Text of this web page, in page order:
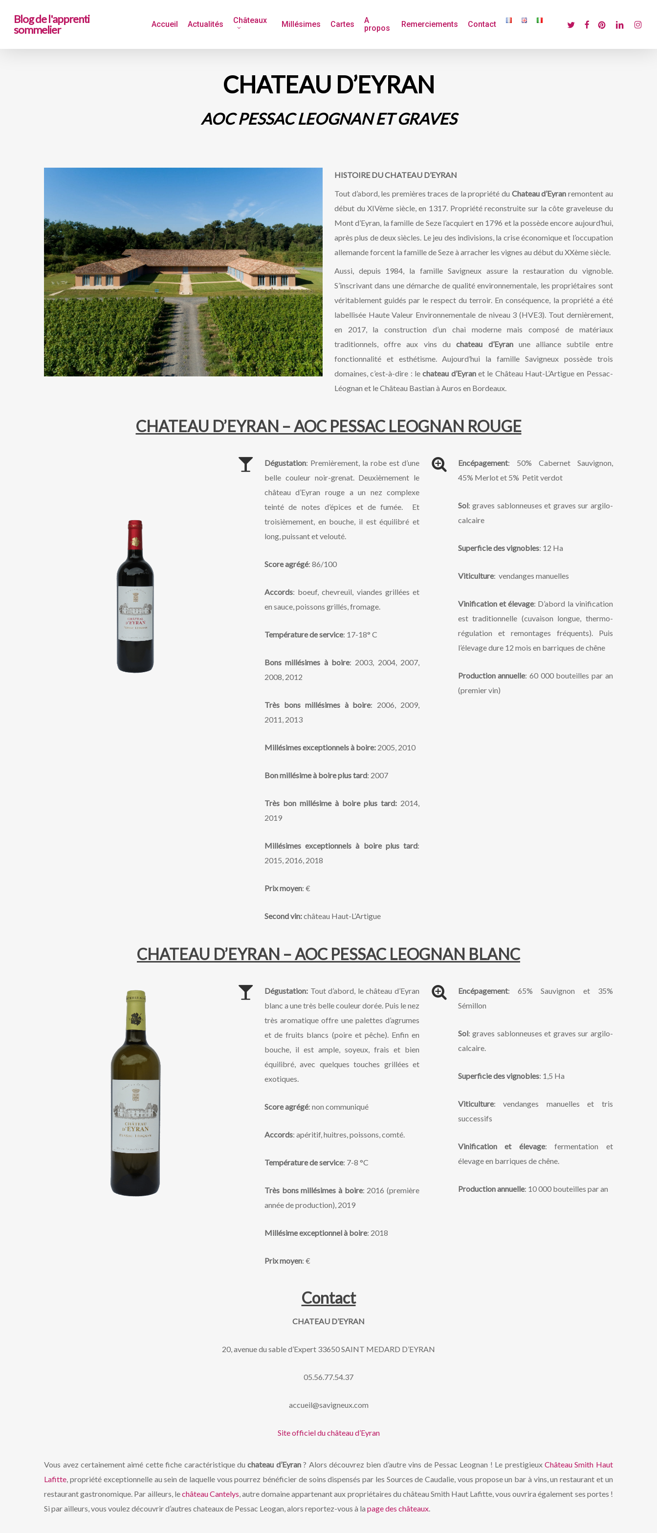
main
content
Blog de l'apprenti
sommelier
Accueil Actualités Châteaux Millésimes Cartes
A
propos
Remerciements Contact twitter facebookpinterestlinkedin
CHATEAU D’EYRAN
AOC PESSAC LEOGNAN ET GRAVES
HISTOIRE DU CHATEAU D’EYRAN
Tout d’abord, les premières traces de la propriété du Chateau d’Eyran remontent au
début du XIVème siècle, en 1317. Propriété reconstruite sur la côte graveleuse du
Mont d’Eyran, la famille de Seze l’acquiert en 1796 et la possède encore aujourd’hui,
après plus de deux siècles. Le jeu des indivisions, la crise économique et l’occupation
allemande forcent la famille de Seze à arracher les vignes au début du XXème siècle.
Aussi, depuis 1984, la famille Savigneux assure la restauration du vignoble.
S’inscrivant dans une démarche de qualité environnementale, les propriétaires sont
véritablement guidés par le respect du terroir. En conséquence, la propriété a été
labellisée Haute Valeur Environnementale de niveau 3 (HVE3). Tout dernièrement,
en 2017, la construction d’un chai moderne mais composé de matériaux
traditionnels, offre aux vins duchateau d’Eyranune alliance subtile entre
fonctionnalité et esthétisme. Aujourd’hui la famille Savigneux possède trois
domaines, c’est-à-dire : lechateau d’Eyranet le Château Haut-L’Artigue en Pessac-
Léognan et le Château Bastian à Auros en Bordeaux.
CHATEAU D’EYRAN – AOC PESSAC LEOGNAN ROUGE
Dégustation: Premièrement, la robe est d’une
belle couleur noir-grenat. Deuxièmement le
château d’Eyran rouge a un nez complexe
teinté de notes d’épices et de fumée. Et
troisièmement, en bouche, il est équilibré et
long, puissant et velouté.
Score agrégé: 86/100
Accords: boeuf, chevreuil, viandes grillées et
en sauce, poissons grillés, fromage.
Température de service: 17-18° C
Bons millésimes à boire: 2003, 2004, 2007,
2008, 2012
Très bons millésimes à boire: 2006, 2009,
2011, 2013
Millésimes exceptionnels à boire:2005, 2010
Bon millésime à boire plus tard: 2007
Très bon millésime à boire plus tard: 2014,
2019
Millésimes exceptionnels à boire plus tard:
2015, 2016, 2018
Prix moyen: €
Second vin:château Haut-L’Artigue
Encépagement: 50% Cabernet Sauvignon,
45% Merlot et 5% Petit verdot
Sol: graves sablonneuses et graves sur argilo-
calcaire
Superficie des vignobles: 12 Ha
Viticulture: vendanges manuelles
Vinification et élevage: D’abord la vinification
est traditionnelle (cuvaison longue, thermo-
régulation et remontages fréquents). Puis
l’élevage dure 12 mois en barriques de chêne
Production annuelle: 60 000 bouteilles par an
(premier vin)
CHATEAU D’EYRAN – AOC PESSAC LEOGNAN BLANC
Dégustation:Tout d’abord, le château d’Eyran
blanc a une très belle couleur dorée. Puis le nez
très aromatique offre une palettes d’agrumes
et de fruits blancs (poire et pêche). Enfin en
bouche, il est ample, soyeux, frais et bien
équilibré, avec quelques touches grillées et
exotiques.
Score agrégé: non communiqué
Accords: apéritif, huitres, poissons, comté.
Température de service: 7-8 °C
Très bons millésimes à boire: 2016 (première
année de production), 2019
Millésime exceptionnel à boire: 2018
Prix moyen: €
Encépagement: 65% Sauvignon et 35%
Sémillon
Sol: graves sablonneuses et graves sur argilo-
calcaire.
Superficie des vignobles: 1,5 Ha
Viticulture: vendanges manuelles et tris
successifs
Vinification et élevage: fermentation et
élevage en barriques de chêne.
Production annuelle: 10 000 bouteilles par an
Contact
CHATEAU D’EYRAN
20, avenue du sable d’Expert 33650 SAINT MEDARD D’EYRAN
05.56.77.54.37
accueil@savigneux.com
Site officiel du château d’Eyran
Vous avez certainement aimé cette fiche caractéristique duchateau d’Eyran? Alors découvrez bien d’autre vins de Pessac Leognan ! Le prestigieux Château Smith Haut
Lafitte, propriété exceptionnelle au sein de laquelle vous pourrez bénéficier de soins dispensés par les Sources de Caudalie, vous propose un bar à vins, un restaurant et un
restaurant gastronomique. Par ailleurs, lechâteau Cantelys, autre domaine appartenant aux propriétaires du château Smith Haut Lafitte, vous ouvrira également ses portes !
Si par ailleurs, vous voulez découvrir d’autres chateaux de Pessac Leogan, alors reportez-vous à lapage des châteaux.